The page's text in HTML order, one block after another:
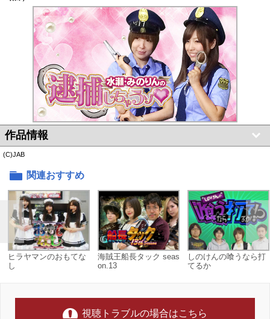
作品情報
(C)JAB
関連おすすめ
ヒラヤマンのおもてな
し
海賊王船長タック seas
on.13
しのけんの喰うなら打
てるか
視聴トラブルの場合はこちら